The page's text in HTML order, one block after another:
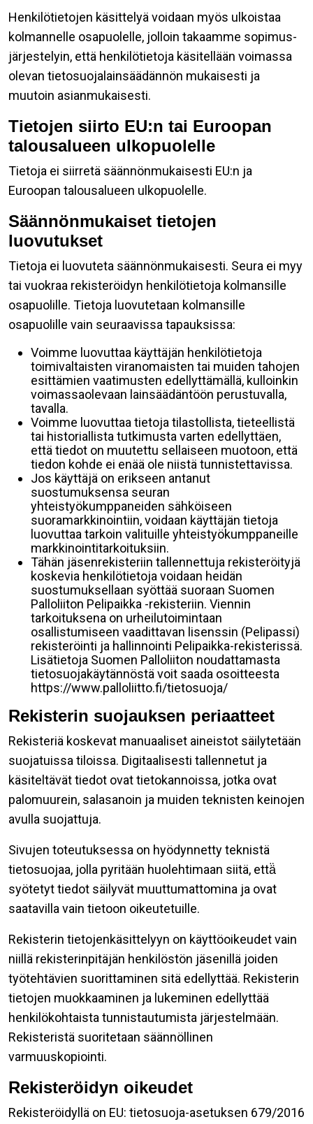
Henkilötietojen käsittelyä voidaan myös ulkoistaa
kolmannelle osapuolelle, jolloin takaamme sopimus-
järjestelyin, että henkilötietoja käsitellään voimassa
olevan tietosuojalainsäädännön mukaisesti ja
muutoin asianmukaisesti.
Tietojen siirto EU:n tai Euroopan
talousalueen ulkopuolelle
Tietoja ei siirretä säännönmukaisesti EU:n ja
Euroopan talousalueen ulkopuolelle.
Säännönmukaiset tietojen
luovutukset
Tietoja ei luovuteta säännönmukaisesti. Seura ei myy
tai vuokraa rekisteröidyn henkilötietoja kolmansille
osapuolille. Tietoja luovutetaan kolmansille
osapuolille vain seuraavissa tapauksissa:
Voimme luovuttaa käyttäjän henkilötietoja
toimivaltaisten viranomaisten tai muiden tahojen
esittämien vaatimusten edellyttämällä, kulloinkin
voimassaolevaan lainsäädäntöön perustuvalla,
tavalla.
Voimme luovuttaa tietoja tilastollista, tieteellistä
tai historiallista tutkimusta varten edellyttäen,
että tiedot on muutettu sellaiseen muotoon, että
tiedon kohde ei enää ole niistä tunnistettavissa.
Jos käyttäjä on erikseen antanut
suostumuksensa seuran
yhteistyökumppaneiden sähköiseen
suoramarkkinointiin, voidaan käyttäjän tietoja
luovuttaa tarkoin valituille yhteistyökumppaneille
markkinointitarkoituksiin.
Tähän jäsenrekisteriin tallennettuja rekisteröityjä
koskevia henkilötietoja voidaan heidän
suostumuksellaan syöttää suoraan Suomen
Palloliiton Pelipaikka -rekisteriin. Viennin
tarkoituksena on urheilutoimintaan
osallistumiseen vaadittavan lisenssin (Pelipassi)
rekisteröinti ja hallinnointi Pelipaikka-rekisterissä.
Lisätietoja Suomen Palloliiton noudattamasta
tietosuojakäytännöstä voit saada osoitteesta
https://www.palloliitto.fi/tietosuoja/
Rekisterin suojauksen periaatteet
Rekisteriä koskevat manuaaliset aineistot säilytetään
suojatuissa tiloissa. Digitaalisesti tallennetut ja
käsiteltävät tiedot ovat tietokannoissa, jotka ovat
palomuurein, salasanoin ja muiden teknisten keinojen
avulla suojattuja.
Sivujen toteutuksessa on hyödynnetty teknistä
tietosuojaa, jolla pyritään huolehtimaan siitä, että̈
syötetyt tiedot säilyvät muuttumattomina ja ovat
saatavilla vain tietoon oikeutetuille.
Rekisterin tietojenkäsittelyyn on käyttöoikeudet vain
niillä rekisterinpitäjän henkilöstön jäsenillä joiden
työtehtävien suorittaminen sitä edellyttää. Rekisterin
tietojen muokkaaminen ja lukeminen edellyttää
henkilökohtaista tunnistautumista järjestelmään.
Rekisteristä suoritetaan säännöllinen
varmuuskopiointi.
Rekisteröidyn oikeudet
Rekisteröidyllä on EU: tietosuoja-asetuksen 679/2016